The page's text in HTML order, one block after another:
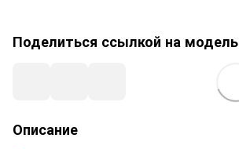
Поделиться ссылкой на модель
Описание